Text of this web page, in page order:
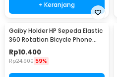
+ Keranjang
Gaiby Holder HP Sepeda Elastic
360 Rotation Bicycle Phone
Holder - B07
Rp10.400
Rp24.900 59%